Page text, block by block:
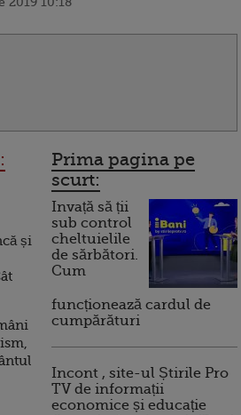
și
Prima pagina pe
scurt:
Invață să ții
sub control
cheltuielile
de sărbători.
Cum
funcționează cardul de
cumpărături
Incont , site-ul Știrile Pro
TV de informații
economice și educație